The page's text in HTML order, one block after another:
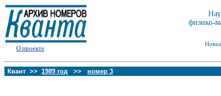
О проекте
физико-
Квант >> 1989 год >> номер 3